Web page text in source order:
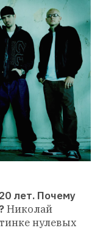
лет. Почему
Николай
нулевых